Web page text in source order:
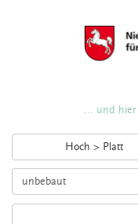
... und
Hoch > Platt